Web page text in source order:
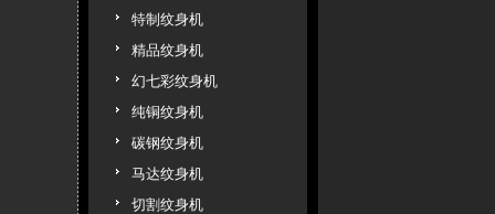
特制纹身机
精品纹身机
幻七彩纹身机
纯铜纹身机
碳钢纹身机
马达纹身机
切割纹身机